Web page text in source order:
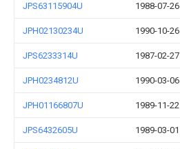
JPS63115904U 1988-07-26
JPH02130234U 1990-10-26
JPS6233314U 1987-02-27
JPH0234812U 1990-03-06
JPH01166807U 1989-11-22
JPS6432605U 1989-03-01